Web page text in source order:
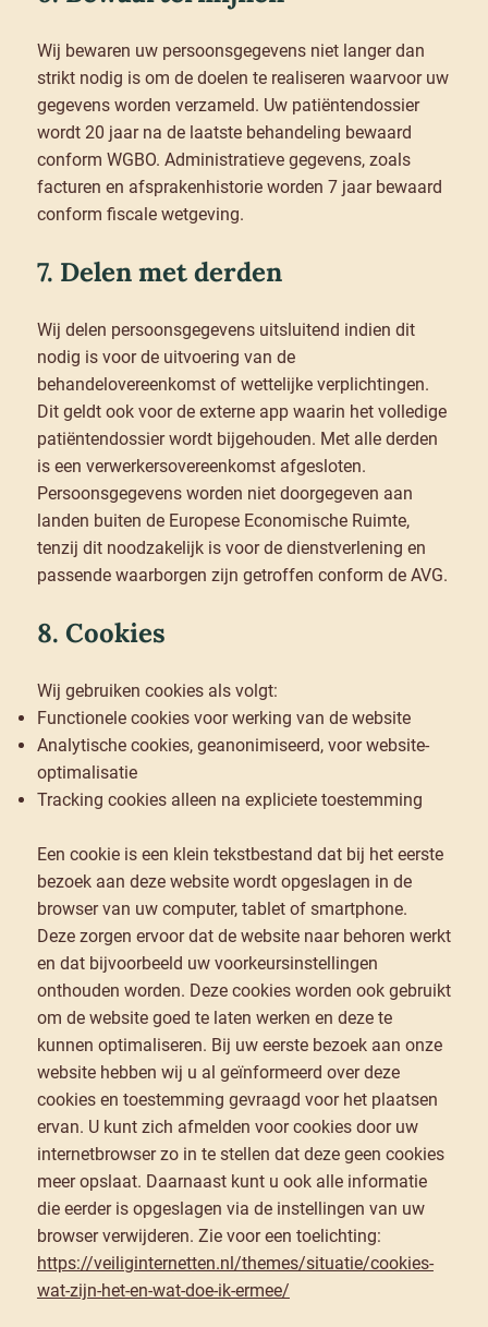
Wij bewaren uw persoonsgegevens niet langer dan
strikt nodig is om de doelen te realiseren waarvoor uw
gegevens worden verzameld. Uw patiëntendossier
wordt 20 jaar na de laatste behandeling bewaard
conform WGBO. Administratieve gegevens, zoals
facturen en afsprakenhistorie worden 7 jaar bewaard
conform fiscale wetgeving.
7. Delen met derden
Wij delen persoonsgegevens uitsluitend indien dit
nodig is voor de uitvoering van de
behandelovereenkomst of wettelijke verplichtingen.
Dit geldt ook voor de externe app waarin het volledige
patiëntendossier wordt bijgehouden. Met alle derden
is een verwerkersovereenkomst afgesloten.
Persoonsgegevens worden niet doorgegeven aan
landen buiten de Europese Economische Ruimte,
tenzij dit noodzakelijk is voor de dienstverlening en
passende waarborgen zijn getroffen conform de AVG.
8. Cookies
Wij gebruiken cookies als volgt:
Functionele cookies voor werking van de website
Analytische cookies, geanonimiseerd, voor website-
optimalisatie
Tracking cookies alleen na expliciete toestemming
Een cookie is een klein tekstbestand dat bij het eerste
bezoek aan deze website wordt opgeslagen in de
browser van uw computer, tablet of smartphone.
Deze zorgen ervoor dat de website naar behoren werkt
en dat bijvoorbeeld uw voorkeursinstellingen
onthouden worden. Deze cookies worden ook gebruikt
om de website goed te laten werken en deze te
kunnen optimaliseren. Bij uw eerste bezoek aan onze
website hebben wij u al geïnformeerd over deze
cookies en toestemming gevraagd voor het plaatsen
ervan. U kunt zich afmelden voor cookies door uw
internetbrowser zo in te stellen dat deze geen cookies
meer opslaat. Daarnaast kunt u ook alle informatie
die eerder is opgeslagen via de instellingen van uw
browser verwijderen. Zie voor een toelichting:
https://veiliginternetten.nl/themes/situatie/cookies-
wat-zijn-het-en-wat-doe-ik-ermee/